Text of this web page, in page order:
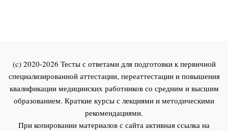
(c) 2020-2026 Тесты с ответами для подготовки к первичной
специализированной аттестации, переаттестации и повышения
квалификации медицинских работников со средним и высшим
образованием. Краткие курсы с лекциями и методическими
рекомендациями.
При копировании материалов с сайта активная ссылка на